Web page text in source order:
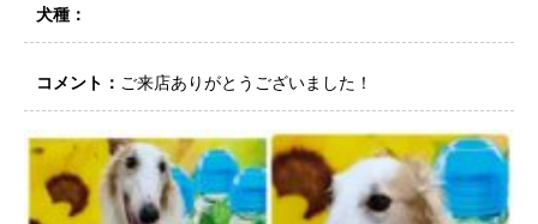
犬種：
コメント： ご来店ありがとうございました！